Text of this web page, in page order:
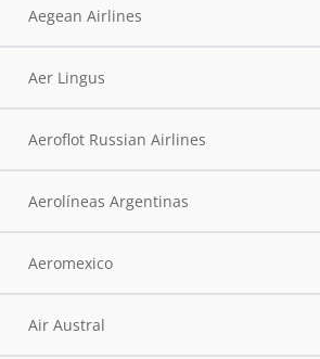
Aegean Airlines
Aer Lingus
Aeroflot Russian Airlines
Aerolíneas Argentinas
Aeromexico
Air Austral